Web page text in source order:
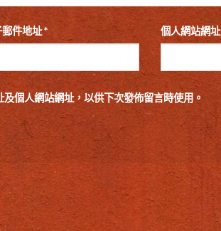
郵件地址* 個人網站網址
個人網站網址，以供下次發佈留言時使用。